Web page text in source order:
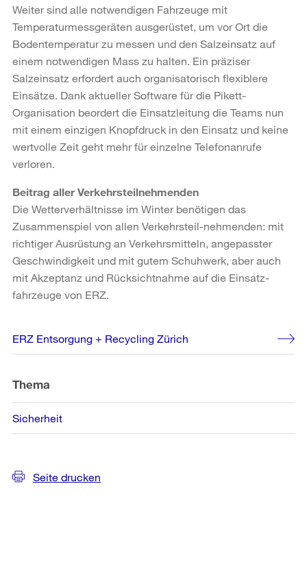
Weiter sind alle notwendigen Fahrzeuge mit
Temperaturmessgeräten ausgerüstet, um vor Ort die
Bodentemperatur zu messen und den Salzeinsatz auf
einem notwendigen Mass zu halten. Ein präziser
Salzeinsatz erfordert auch organisatorisch flexiblere
Einsätze. Dank aktueller Software für die Pikett-
Organisation beordert die Einsatzleitung die Teams nun
mit einem einzigen Knopfdruck in den Einsatz und keine
wertvolle Zeit geht mehr für einzelne Telefonanrufe
verloren.
Beitrag aller Verkehrsteilnehmenden
Die Wetterverhältnisse im Winter benötigen das
Zusammenspiel von allen Verkehrsteil-nehmenden: mit
richtiger Ausrüstung an Verkehrsmitteln, angepasster
Geschwindigkeit und mit gutem Schuhwerk, aber auch
mit Akzeptanz und Rücksichtnahme auf die Einsatz-
fahrzeuge von ERZ.
Weitere
Informationen
ERZ Entsorgung + Recycling Zürich
Thema
Sicherheit
Seite drucken